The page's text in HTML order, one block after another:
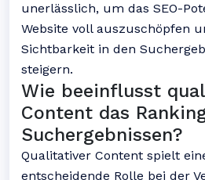
unerlässlich, um das SEO-
Website voll auszuschöpfen
Sichtbarkeit in den
steigern.
Wie beeinflusst
Content das
Suchergebnissen?
Qualitativer Content spielt
entscheidende Rolle bei der